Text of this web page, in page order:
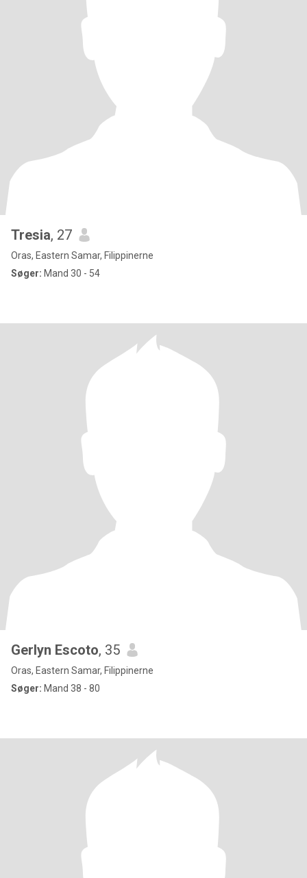
Tresia, 27
Oras, Eastern Samar, Filippinerne
Søger: Mand 30 - 54
Gerlyn Escoto, 35
Oras, Eastern Samar, Filippinerne
Søger: Mand 38 - 80